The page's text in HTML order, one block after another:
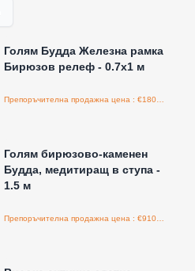
Голям Будда Железна рамка
Бирюзов релеф - 0.7x1 м
Препоръчителна продажна цена : €180.00/бройка
Голям бирюзово-каменен
Будда, медитиращ в ступа -
1.5 м
Препоръчителна продажна цена : €910.00/бройка